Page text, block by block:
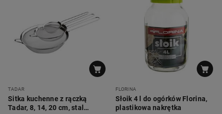
TADAR
Sitka kuchenne z rączką
Tadar, 8, 14, 20 cm, stal
FLORINA
Słoik 4 l do ogórków Florina,
plastikowa nakrętka